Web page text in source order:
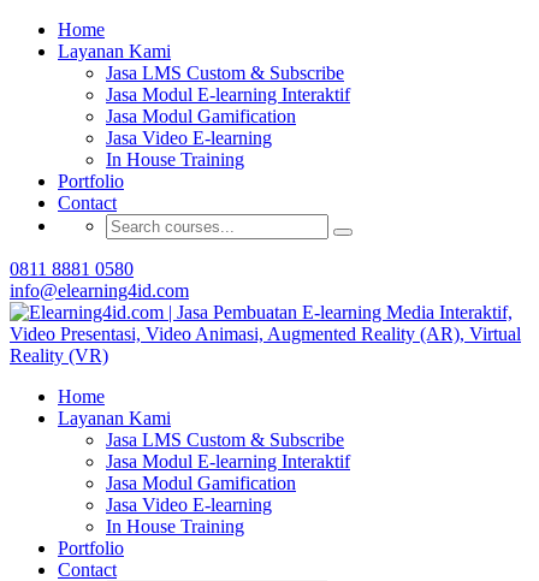
Home
Layanan Kami
Jasa LMS Custom & Subscribe
Jasa Modul E-learning Interaktif
Jasa Modul Gamification
Jasa Video E-learning
In House Training
Portfolio
Contact
0811 8881 0580
info@elearning4id.com
Home
Layanan Kami
Jasa LMS Custom & Subscribe
Jasa Modul E-learning Interaktif
Jasa Modul Gamification
Jasa Video E-learning
In House Training
Portfolio
Contact
Buat Modul E-learning & LMS Anda Semakin
Menarik dengan Gamification
Hubungi Tim Elearning4id